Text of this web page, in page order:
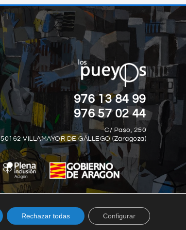
“LA DISCAPACIDAD NO TE DEFINE,
DEFINE CÓMO HACES FRENTE A LOS
DESAFÍOS QUE LA DISCAPACIDAD
PRESENTA.”
Jim Abbott
976 13 84 99
976 57 02 44
C/ Paso, 250
50162 VILLAMAYOR DE GÁLLEGO (Zaragoza)
© Los Pueyos 2025
Rechazar todas Configurar